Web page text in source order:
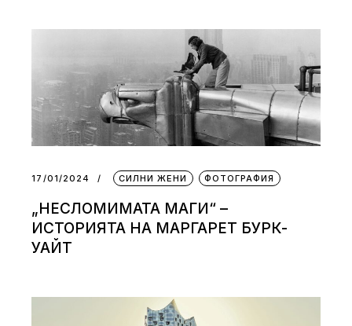
17/01/2024 СИЛНИ ЖЕНИ ФОТОГРАФИЯ
„НЕСЛОМИМАТА МАГИ“ –
ИСТОРИЯТА НА МАРГАРЕТ БУРК-
УАЙТ